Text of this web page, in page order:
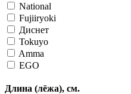
National
Fujiiryoki
Диснет
Tokuyo
Amma
EGO
Длина (лёжа), см.